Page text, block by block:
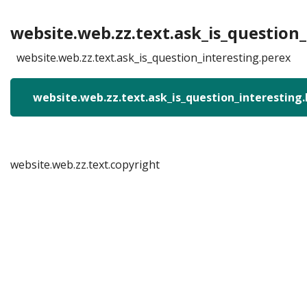
website.web.zz.text.ask_is_question_interesting.perex
website.web.zz.text.copyright